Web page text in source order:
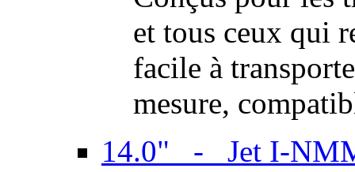
et tous ceux qui
facile à
mesure,
14.0" - Jet I-